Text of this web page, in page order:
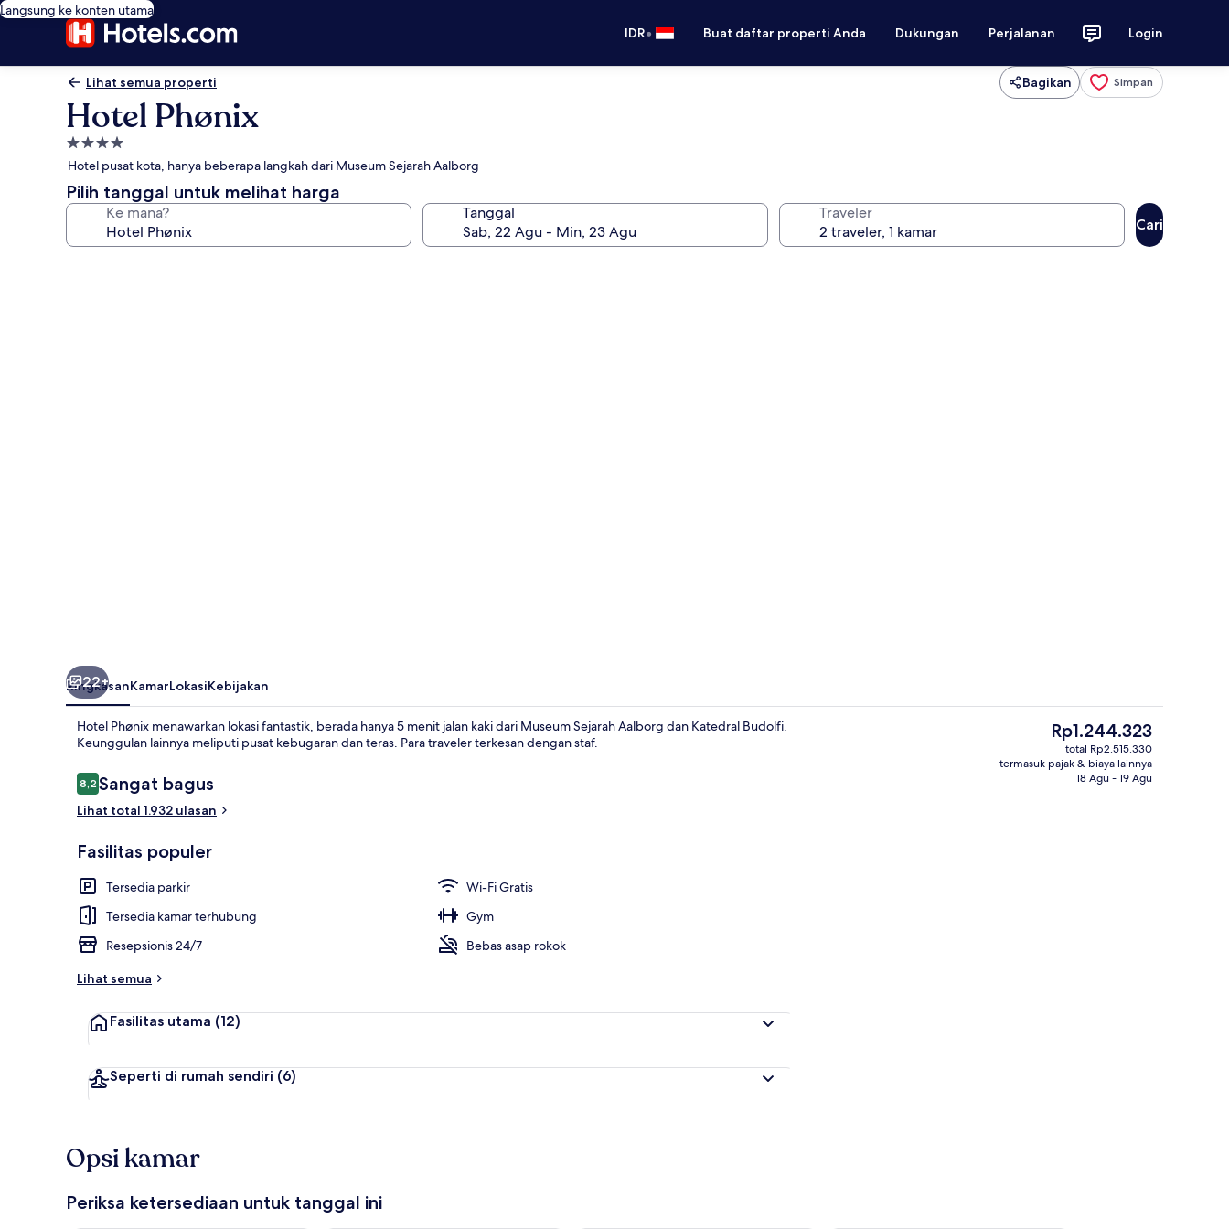
Langsung ke konten utama
IDR• Buat daftar properti Anda Dukungan Perjalanan Login
Lihat semua properti Bagikan Simpan
Hotel Phønix
Properti
bintang
4.0
Hotel pusat kota, hanya beberapa langkah dari Museum Sejarah Aalborg
Pilih tanggal untuk melihat harga
Ke mana? Tanggal Traveler
Cari
Kamar Junior, 1 Tempat Tidur Double | Seprai antialergi, meja kerja, Wi-Fi gratis, dan
Restoran
22+
RingkasanKamarLokasiKebijakan
Hotel Phønix menawarkan lokasi fantastik, berada hanya 5 menit jalan kaki dari Museum Sejarah Aalborg dan Katedral Budolfi.
Keunggulan lainnya meliputi pusat kebugaran dan teras. Para traveler terkesan dengan staf.
Ulasan
8,28,2 dari 10
Sangat bagus
Lihat total 1.932 ulasan
Fasilitas populer
Tersedia parkir
Wi-Fi Gratis
Tersedia kamar terhubung
Gym
Resepsionis 24/7
Bebas asap rokok
Lihat semua
Fasilitas utama (12)
Seperti di rumah sendiri (6)
Harga
saat
ini
Rp1.244.323
Rp1.244.323
total Rp2.515.330
termasuk pajak & biaya lainnya
18 Agu - 19 Agu
Opsi kamar
Periksa ketersediaan untuk tanggal ini